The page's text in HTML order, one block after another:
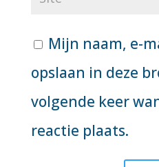
Mijn naam, e-
opslaan in deze
volgende keer
reactie plaats.